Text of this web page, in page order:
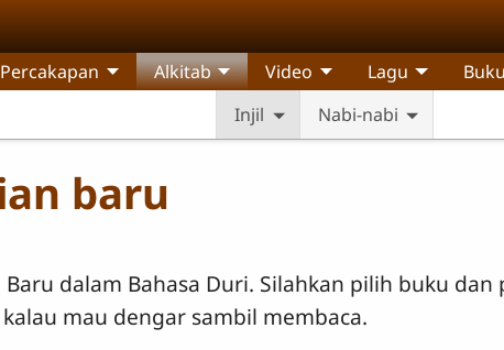
Percakapan
Alkitab
Injil
Nabi-nabi
Video Lagu
baru
dalam Bahasa Duri. Silahkan pilih buku
mau dengar sambil membaca.